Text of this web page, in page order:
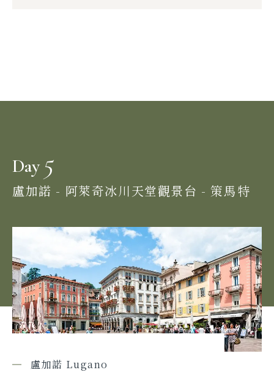
Day 5
盧加諾 - 阿萊奇冰川天堂觀景台 - 策馬特
盧加諾 Lugano